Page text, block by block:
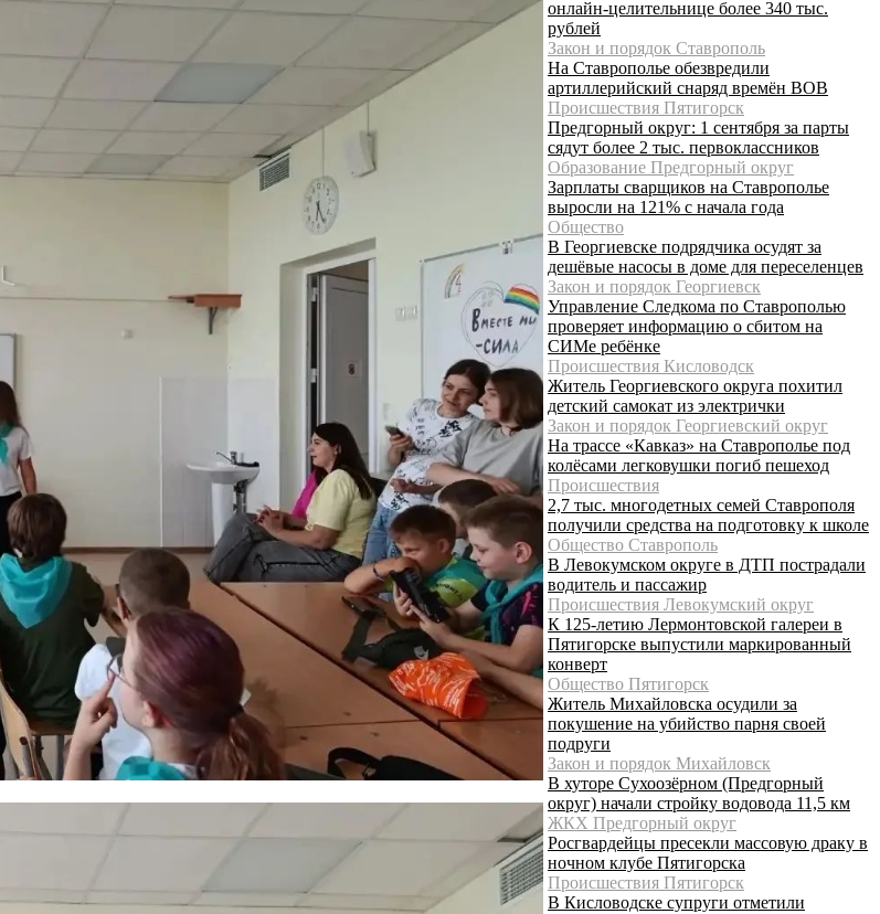
онлайн-целительнице более 340 тыс.
рублей
Закон и порядок Ставрополь
На Ставрополье обезвредили
артиллерийский снаряд времён ВОВ
Происшествия Пятигорск
Предгорный округ: 1 сентября за парты
сядут более 2 тыс. первоклассников
Образование Предгорный округ
Зарплаты сварщиков на Ставрополье
выросли на 121% с начала года
Общество
В Георгиевске подрядчика осудят за
дешёвые насосы в доме для переселенцев
Закон и порядок Георгиевск
Управление Следкома по Ставрополью
проверяет информацию о сбитом на
СИМе ребёнке
Происшествия Кисловодск
Житель Георгиевского округа похитил
детский самокат из электрички
Закон и порядок Георгиевский округ
На трассе «Кавказ» на Ставрополье под
колёсами легковушки погиб пешеход
Происшествия
2,7 тыс. многодетных семей Ставрополя
получили средства на подготовку к школе
Общество Ставрополь
В Левокумском округе в ДТП пострадали
водитель и пассажир
Происшествия Левокумский округ
К 125-летию Лермонтовской галереи в
Пятигорске выпустили маркированный
конверт
Общество Пятигорск
Житель Михайловска осудили за
покушение на убийство парня своей
подруги
Закон и порядок Михайловск
В хуторе Сухоозёрном (Предгорный
округ) начали стройку водовода 11,5 км
ЖКХ Предгорный округ
Росгвардейцы пресекли массовую драку в
ночном клубе Пятигорска
Происшествия Пятигорск
В Кисловодске супруги отметили